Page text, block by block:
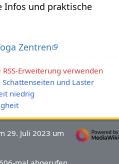
Infos und praktische
Zentren
Erweiterung verwenden
Schattenseiten und Laster
niedrig
29. Juli 2023 um